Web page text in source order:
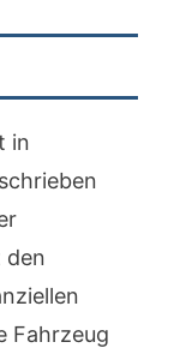
in
den
Fahrzeug